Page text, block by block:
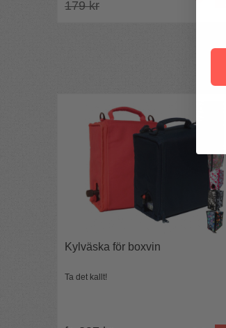
179 kr
Kylväska för boxvin
Ta det kallt!